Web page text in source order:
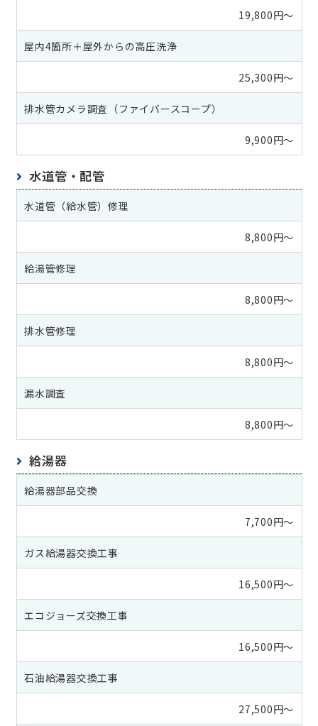
19,800円～
屋内4箇所＋屋外からの高圧洗浄
25,300円～
排水管カメラ調査（ファイバースコープ）
9,900円～
水道管・配管
水道管（給水管）修理
8,800円〜
給湯管修理
8,800円〜
排水管修理
8,800円〜
漏水調査
8,800円〜
給湯器
給湯器部品交換
7,700円～
ガス給湯器交換工事
16,500円～
エコジョーズ交換工事
16,500円～
石油給湯器交換工事
27,500円～